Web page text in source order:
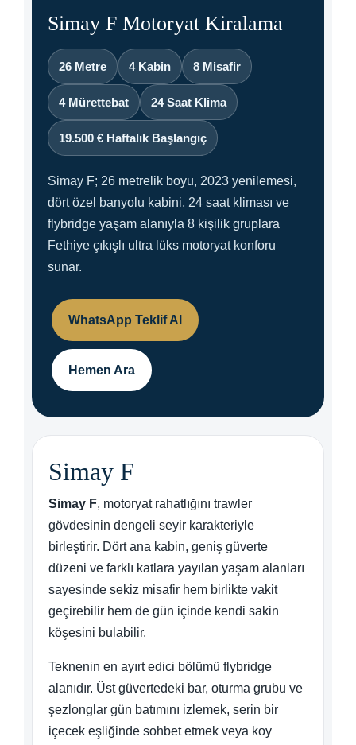
Simay F Motoryat Kiralama
26 Metre 4 Kabin 8 Misafir
4 Mürettebat 24 Saat Klima
19.500 € Haftalık Başlangıç
Simay F; 26 metrelik boyu, 2023 yenilemesi,
dört özel banyolu kabini, 24 saat kliması ve
flybridge yaşam alanıyla 8 kişilik gruplara
Fethiye çıkışlı ultra lüks motoryat konforu
sunar.
WhatsApp Teklif Al
Hemen Ara
Simay F
Simay F, motoryat rahatlığını trawler
gövdesinin dengeli seyir karakteriyle
birleştirir. Dört ana kabin, geniş güverte
düzeni ve farklı katlara yayılan yaşam alanları
sayesinde sekiz misafir hem birlikte vakit
geçirebilir hem de gün içinde kendi sakin
köşesini bulabilir.
Teknenin en ayırt edici bölümü flybridge
alanıdır. Üst güvertedeki bar, oturma grubu ve
şezlonglar gün batımını izlemek, serin bir
içecek eşliğinde sohbet etmek veya koy